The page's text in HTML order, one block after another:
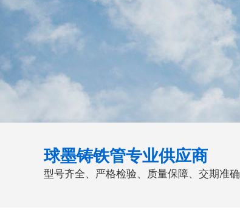
球墨铸铁管专业供应商
型号齐全、严格检验、质量保障、交期准确